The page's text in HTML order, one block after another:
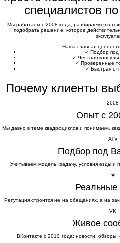
специалистов
Мы работаем с 2008 года, разбираемся в
подобрать решение, которое
Наша главная
✓ Подбор
✓ Честная
✓ Проверенные
✓ Быстрая
Почему клиенты
2008
Опыт с
Мы давно в теме квадроциклов и понимаем,
ATV
Подбор под
Учитываем модель, задачу, условия езды и
★
Реальные
Репутация строится не на обещаниях, а на
VK
Живое
ВКонтакте с 2010 года: новости,